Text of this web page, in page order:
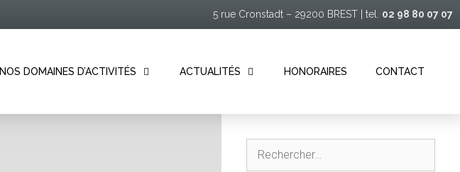
5 rue Cronstadt – 29200 BREST | tel. 02 98 80 07 07
NOS DOMAINES D’ACTIVITÉS ACTUALITÉS HONORAIRES CONTACT